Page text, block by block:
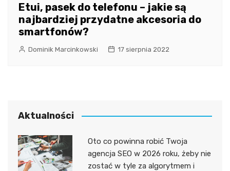
Etui, pasek do telefonu – jakie są
najbardziej przydatne akcesoria do
smartfonów?
Dominik Marcinkowski 17 sierpnia 2022
Aktualności
Oto co powinna robić Twoja
agencja SEO w 2026 roku, żeby nie
zostać w tyle za algorytmem i